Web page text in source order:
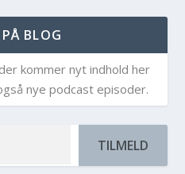
BLOG
kommer nyt indhold her
nye podcast episoder.
TILMELD